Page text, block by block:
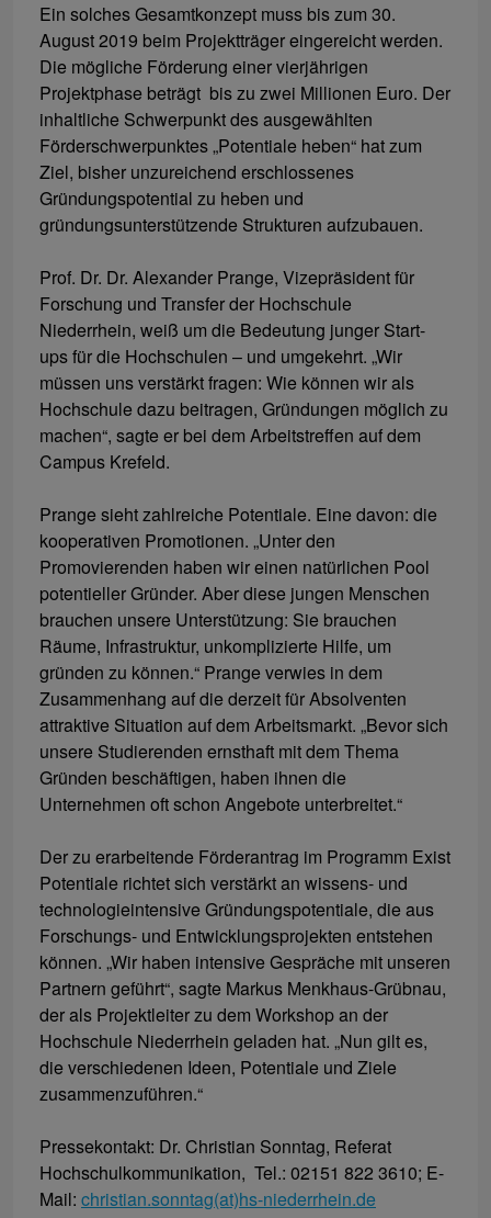
Ein solches Gesamtkonzept muss bis zum 30.
August 2019 beim Projektträger eingereicht werden.
Die mögliche Förderung einer vierjährigen
Projektphase beträgt bis zu zwei Millionen Euro. Der
inhaltliche Schwerpunkt des ausgewählten
Förderschwerpunktes „Potentiale heben“ hat zum
Ziel, bisher unzureichend erschlossenes
Gründungspotential zu heben und
gründungsunterstützende Strukturen aufzubauen.
Prof. Dr. Dr. Alexander Prange, Vizepräsident für
Forschung und Transfer der Hochschule
Niederrhein, weiß um die Bedeutung junger Start-
ups für die Hochschulen – und umgekehrt. „Wir
müssen uns verstärkt fragen: Wie können wir als
Hochschule dazu beitragen, Gründungen möglich zu
machen“, sagte er bei dem Arbeitstreffen auf dem
Campus Krefeld.
Prange sieht zahlreiche Potentiale. Eine davon: die
kooperativen Promotionen. „Unter den
Promovierenden haben wir einen natürlichen Pool
potentieller Gründer. Aber diese jungen Menschen
brauchen unsere Unterstützung: Sie brauchen
Räume, Infrastruktur, unkomplizierte Hilfe, um
gründen zu können.“ Prange verwies in dem
Zusammenhang auf die derzeit für Absolventen
attraktive Situation auf dem Arbeitsmarkt. „Bevor sich
unsere Studierenden ernsthaft mit dem Thema
Gründen beschäftigen, haben ihnen die
Unternehmen oft schon Angebote unterbreitet.“
Der zu erarbeitende Förderantrag im Programm Exist
Potentiale richtet sich verstärkt an wissens- und
technologieintensive Gründungspotentiale, die aus
Forschungs- und Entwicklungsprojekten entstehen
können. „Wir haben intensive Gespräche mit unseren
Partnern geführt“, sagte Markus Menkhaus-Grübnau,
der als Projektleiter zu dem Workshop an der
Hochschule Niederrhein geladen hat. „Nun gilt es,
die verschiedenen Ideen, Potentiale und Ziele
zusammenzuführen.“
Pressekontakt: Dr. Christian Sonntag, Referat
Hochschulkommunikation, Tel.: 02151 822 3610; E-
Mail: christian.sonntag(at)hs-niederrhein.de